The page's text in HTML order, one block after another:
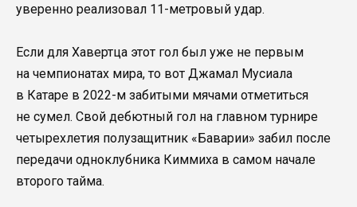
уверенно реализовал 11-метровый удар.
Если для Хавертца этот гол был уже не первым
на чемпионатах мира, то вот Джамал Мусиала
в Катаре в 2022-м забитыми мячами отметиться
не сумел. Свой дебютный гол на главном турнире
четырехлетия полузащитник «Баварии» забил после
передачи одноклубника Киммиха в самом начале
второго тайма.